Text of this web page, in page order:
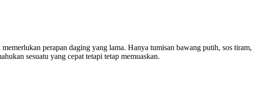
perapan daging yang lama. Hanya tumisan bawang putih, sos tiram,
sesuatu yang cepat tetapi tetap memuaskan.